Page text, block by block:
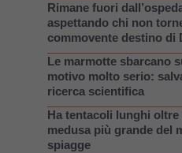
Rimane fuori
aspettando chi non
commovente destino di
Le marmotte sbarcano
motivo molto serio:
ricerca scientifica
Ha tentacoli lunghi
medusa più grande del
spiagge